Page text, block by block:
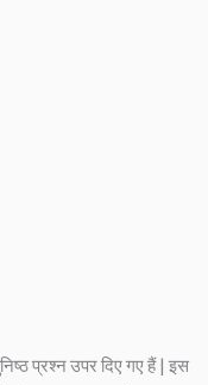
प्रश्न उपर दिए गए हैं | इस